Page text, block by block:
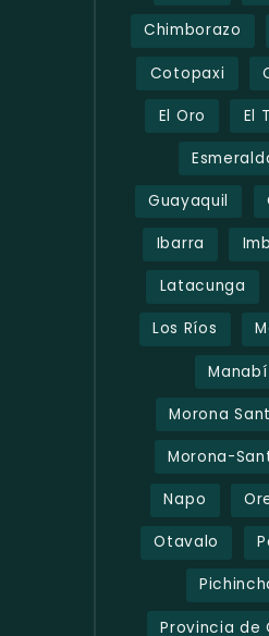
Chimborazo
Cotopaxi
El Oro El
Guayaquil
Ibarra
Latacunga
Los Ríos
Manabí
Morona
Morona-
Napo
Otavalo
Provincia de